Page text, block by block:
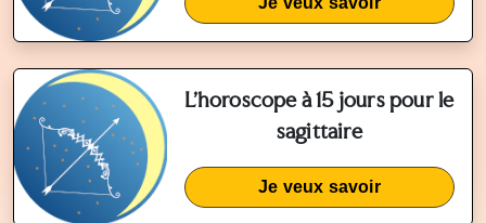
L'horoscope à 15 jours pour le
sagittaire
Je veux savoir